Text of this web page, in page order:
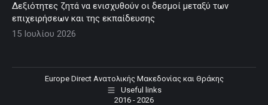
Δεξιότητες ζητά να ενισχυθούν οι δεσμοί μεταξύ των
επιχειρήσεων και της εκπαίδευσης
15 Ιουλίου 2026
Europe Direct Ανατολικής Μακεδονίας και Θράκης
Useful links
2016 - 2026